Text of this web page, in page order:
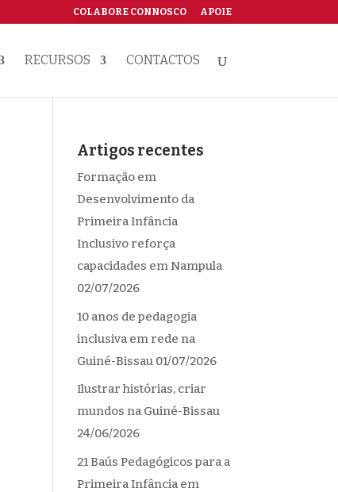
COLABORE CONNOSCO APOIE
RECURSOS CONTACTOS
Artigos recentes
Formação em
Desenvolvimento da
Primeira Infância
Inclusivo reforça
capacidades em Nampula
02/07/2026
10 anos de pedagogia
inclusiva em rede na
Guiné-Bissau 01/07/2026
Ilustrar histórias, criar
mundos na Guiné-Bissau
24/06/2026
21 Baús Pedagógicos para a
Primeira Infância em